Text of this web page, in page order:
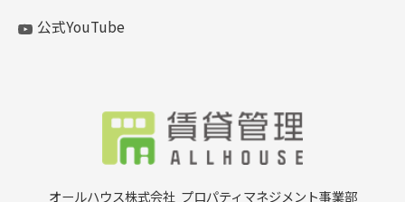
公式YouTube
オールハウス株式会社プロパティマネジメント事業部